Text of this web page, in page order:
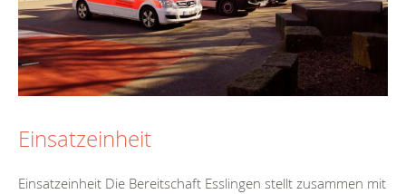
Einsatzeinheit
Einsatzeinheit Die Bereitschaft Esslingen stellt zusammen mit